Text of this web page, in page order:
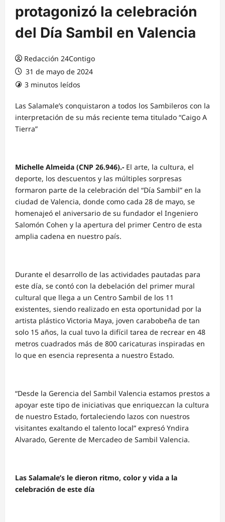
protagonizó la celebración
del Día Sambil en Valencia
Redacción 24Contigo
31 de mayo de 2024
3 minutos leídos
Las Salamale’s conquistaron a todos los Sambileros con la
interpretación de su más reciente tema titulado “Caigo A
Tierra”
Michelle Almeida (CNP 26.946).- El arte, la cultura, el
deporte, los descuentos y las múltiples sorpresas
formaron parte de la celebración del “Día Sambil” en la
ciudad de Valencia, donde como cada 28 de mayo, se
homenajeó el aniversario de su fundador el Ingeniero
Salomón Cohen y la apertura del primer Centro de esta
amplia cadena en nuestro país.
Durante el desarrollo de las actividades pautadas para
este día, se contó con la debelación del primer mural
cultural que llega a un Centro Sambil de los 11
existentes, siendo realizado en esta oportunidad por la
artista plástico Victoria Maya, joven carabobeña de tan
solo 15 años, la cual tuvo la difícil tarea de recrear en 48
metros cuadrados más de 800 caricaturas inspiradas en
lo que en esencia representa a nuestro Estado.
“Desde la Gerencia del Sambil Valencia estamos prestos a
apoyar este tipo de iniciativas que enriquezcan la cultura
de nuestro Estado, fortaleciendo lazos con nuestros
visitantes exaltando el talento local” expresó Yndira
Alvarado, Gerente de Mercadeo de Sambil Valencia.
Las Salamale’s le dieron ritmo, color y vida a la
celebración de este día